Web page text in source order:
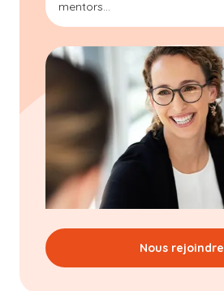
mentors...
Nous rejoindre